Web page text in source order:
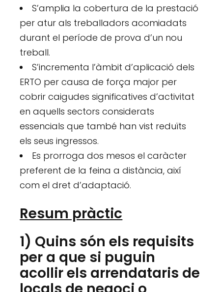
S’amplia la cobertura de la prestació
per atur als treballadors acomiadats
durant el període de prova d’un nou
treball.
S’incrementa l’àmbit d’aplicació dels
ERTO per causa de força major per
cobrir caigudes significatives d’activitat
en aquells sectors considerats
essencials que també han vist reduïts
els seus ingressos.
Es prorroga dos mesos el caràcter
preferent de la feina a distància, així
com el dret d’adaptació.
Resum pràctic
1) Quins són els requisits
per a que si puguin
acollir els arrendataris de